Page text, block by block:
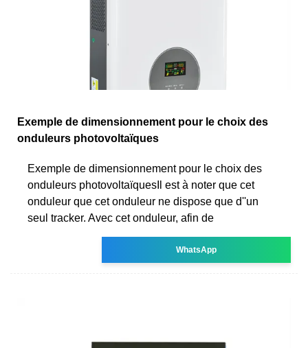
Exemple de dimensionnement pour le choix des
onduleurs photovoltaïques
Exemple de dimensionnement pour le choix des
onduleurs photovoltaïquesIl est à noter que cet
onduleur que cet onduleur ne dispose que d''un
seul tracker. Avec cet onduleur, afin de
WhatsApp